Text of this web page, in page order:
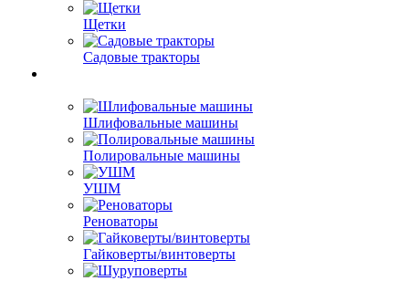
Щетки
Садовые тракторы
Шлифовальные машины
Полировальные машины
УШМ
Реноваторы
Гайковерты/винтоверты